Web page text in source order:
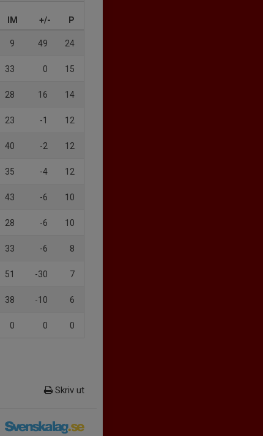
IM +/- P
9 49 24
33 0 15
28 16 14
23 -1 12
40 -2 12
35 -4 12
43 -6 10
28 -6 10
33 -6 8
51 -30 7
38 -10 6
0 0 0
Skriv ut